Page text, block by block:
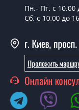
От 5200 грн.
Нужны
Каждый наш
поводу входных
обратиться к
Вам способом - мы
Пн.- Пт. с 10.00
Сб. с 10.00 до
г. Киев,
Проложить
Онлайн